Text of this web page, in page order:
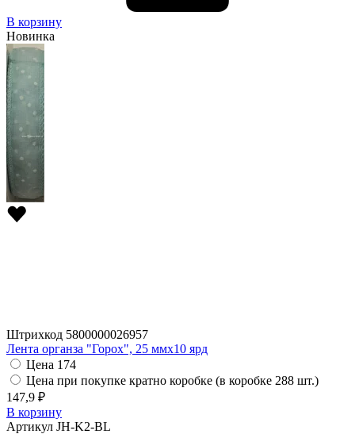
В корзину
Новинка
Штрихкод 5800000026957
Лента органза "Горох", 25 ммx10 ярд
Цена 174
Цена при покупке кратно коробке (в коробке 288 шт.)
147,9 ₽
В корзину
Артикул JH-K2-BL